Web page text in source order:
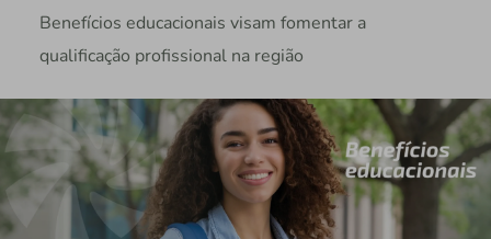
Benefícios educacionais visam fomentar a
qualificação profissional na região